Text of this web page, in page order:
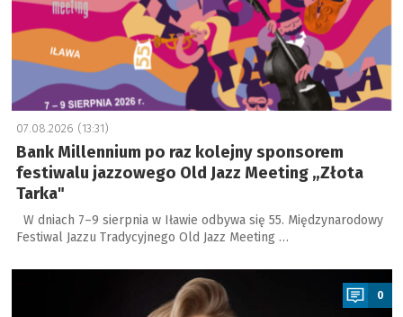
07.08.2026 (13:31)
Bank Millennium po raz kolejny sponsorem
festiwalu jazzowego Old Jazz Meeting „Złota
Tarka"
W dniach 7–9 sierpnia w Iławie odbywa się 55. Międzynarodowy
Festiwal Jazzu Tradycyjnego Old Jazz Meeting …
a
0